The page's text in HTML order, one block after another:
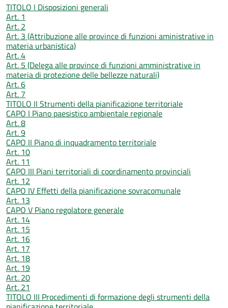
TITOLO I Disposizioni generali
Art. 1
Art. 2
Art. 3 (Attribuzione alle province di funzioni aministrative in
materia urbanistica)
Art. 4
Art. 5 (Delega alle province di funzioni amministrative in
materia di protezione delle bellezze naturali)
Art. 6
Art. 7
TITOLO II Strumenti della pianificazione territoriale
CAPO I Piano paesistico ambientale regionale
Art. 8
Art. 9
CAPO II Piano di inquadramento territoriale
Art. 10
Art. 11
CAPO III Piani territoriali di coordinamento provinciali
Art. 12
CAPO IV Effetti della pianificazione sovracomunale
Art. 13
CAPO V Piano regolatore generale
Art. 14
Art. 15
Art. 16
Art. 17
Art. 18
Art. 19
Art. 20
Art. 21
TITOLO III Procedimenti di formazione degli strumenti della